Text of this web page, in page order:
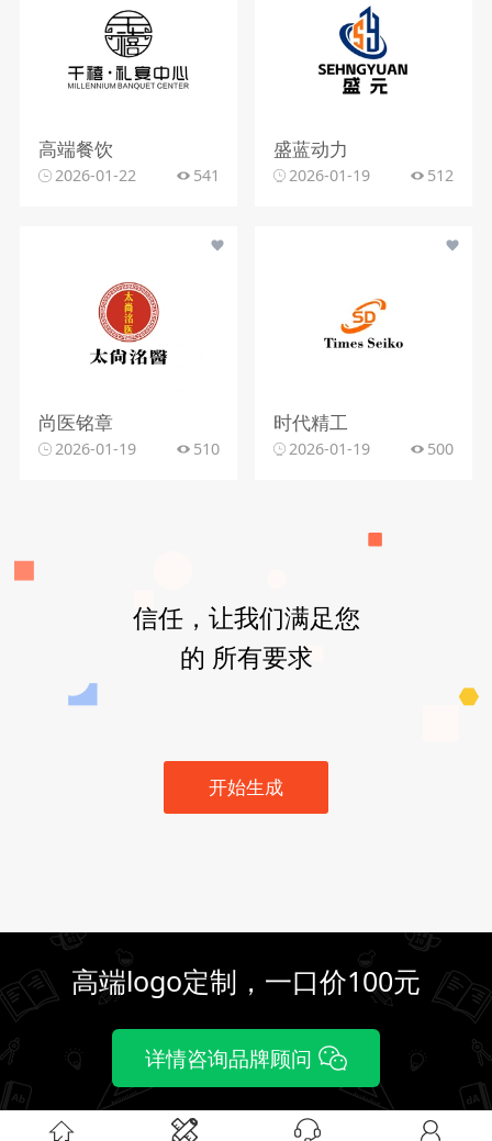
高端餐饮
2026-01-22 541
盛蓝动力
2026-01-19 512
尚医铭章
2026-01-19 510
时代精工
2026-01-19 500
信任，让我们满足您
的 所有要求
开始生成
高端logo定制，一口价100元
详情咨询品牌顾问